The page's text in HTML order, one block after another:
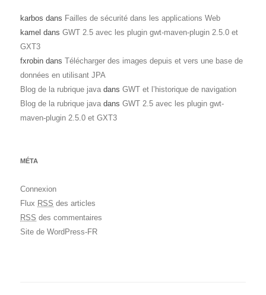
karbos dans Failles de sécurité dans les applications Web
kamel dans GWT 2.5 avec les plugin gwt-maven-plugin 2.5.0 et
GXT3
fxrobin dans Télécharger des images depuis et vers une base de
données en utilisant JPA
Blog de la rubrique java dans GWT et l’historique de navigation
Blog de la rubrique java dans GWT 2.5 avec les plugin gwt-
maven-plugin 2.5.0 et GXT3
MÉTA
Connexion
Flux RSS des articles
RSS des commentaires
Site de WordPress-FR